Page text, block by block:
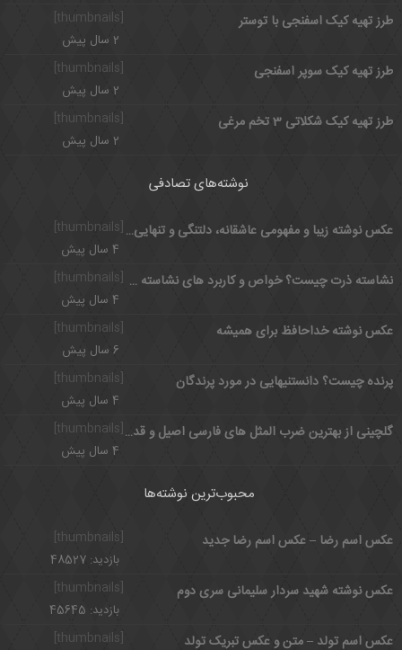
طرز تهیه کیک اسفنجی با توستر
2 سال پیش
[thumbnails]
طرز تهیه کیک سوپر اسفنجی
2 سال پیش
طرز تهیه کیک شکلاتی 3 تخم مرغی
2 سال پیش
نوشته‌های تصادفی
[thumbnails] عکس نوشته زیبا و مفهومی عاشقانه، دلتنگی و تنهایی مخصوص پروفایل
4 سال پیش
نشاسته ذرت چیست؟ خواص و کاربرد های نشاسته ذرت
4 سال پیش
[thumbnails]
عکس نوشته خداحافظ برای همیشه
6 سال پیش
پرنده چیست؟ دانستنیهایی در مورد پرندگان
4 سال پیش
گلچینی از بهترین ضرب المثل های فارسی اصیل و قدیمی
4 سال پیش
محبوب‌ترین نوشته‌ها
عکس اسم رضا – عکس اسم رضا جدید
بازدید: 48527
[thumbnails]
عکس نوشته شهید سردار سلیمانی سری دوم
بازدید: 45645
عکس اسم تولد – متن و عکس تبریک تولد